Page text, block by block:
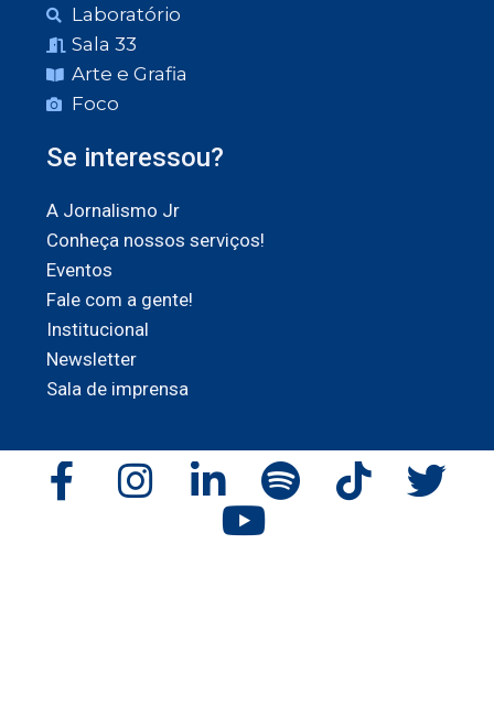
Laboratório
Sala 33
Arte e Grafia
Foco
Se interessou?
A Jornalismo Jr
Conheça nossos serviços!
Eventos
Fale com a gente!
Institucional
Newsletter
Sala de imprensa